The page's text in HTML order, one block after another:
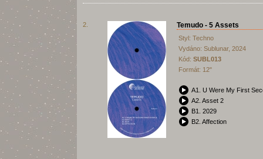
2. Temudo - 5 Assets
Styl: Techno
Vydáno: Sublunar, 2024
Kód: SUBL013
Formát: 12"
A1. U Were My First
A2. Asset 2
B1. 2029
B2. Affection